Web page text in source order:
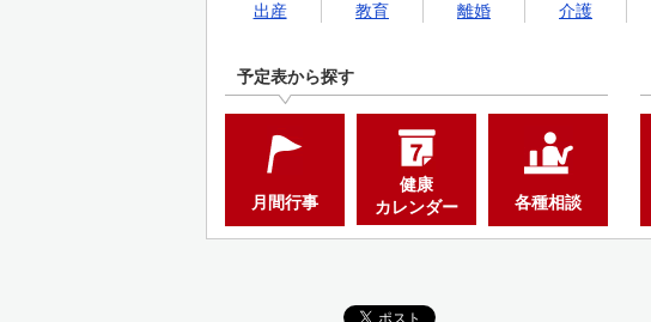
出産
教育
離婚
介護
予定表から探す
月間行事
健康
カレンダー
各種相談